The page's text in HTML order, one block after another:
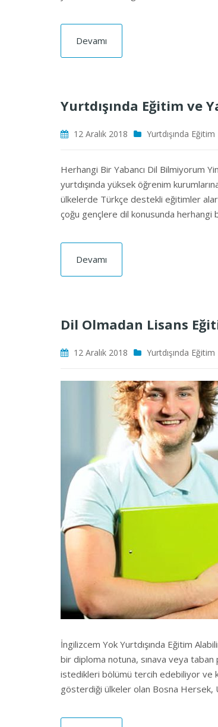
Devamı
Yurtdışında Eğitim ve
12 Aralık 2018 Yurtdışında Eğitim
Herhangi Bir Yabancı Dil Bilmiyorum
yurtdışında yüksek öğrenim
ülkelerde Türkçe destekli eğitimler
çoğu gençlere dil konusunda herhangi
Devamı
Dil Olmadan Lisans
12 Aralık 2018 Yurtdışında Eğitim
İngilizcem Yok Yurtdışında Eğitim
bir diploma notuna, sınava veya
istedikleri bölümü tercih edebiliyor ve
gösterdiği ülkeler olan Bosna Hersek,